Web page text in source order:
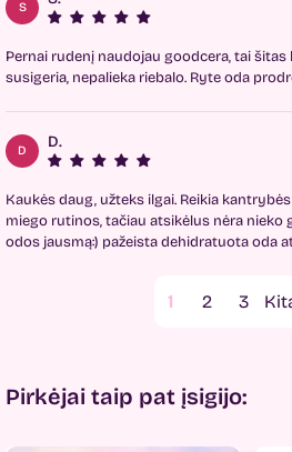
S
Pernai rudenį naudojau goodcera, tai šitas
susigeria, nepalieka riebalo. Ryte oda
D D.
Kaukės daug, užteks ilgai. Reikia
miego rutinos, tačiau atsikėlus nėra nieko
odos jausmą:) pažeista dehidratuota oda
1 2 3
Pirkėjai taip pat įsigijo: